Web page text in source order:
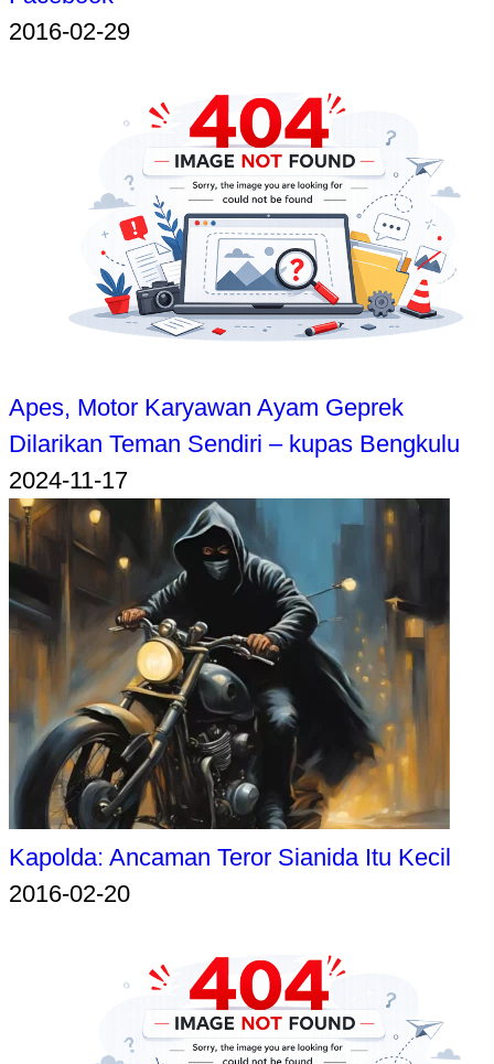
2016-02-29
Apes, Motor Karyawan Ayam Geprek
Dilarikan Teman Sendiri – kupas Bengkulu
2024-11-17
Kapolda: Ancaman Teror Sianida Itu Kecil
2016-02-20